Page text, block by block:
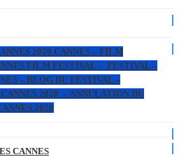
2020 CANNES – FILM
FILM FESTIVAL – FESTIVAL –
– BLOG DU FESTIVAL –
2020 – ANNULATION DU
2020
CANNES